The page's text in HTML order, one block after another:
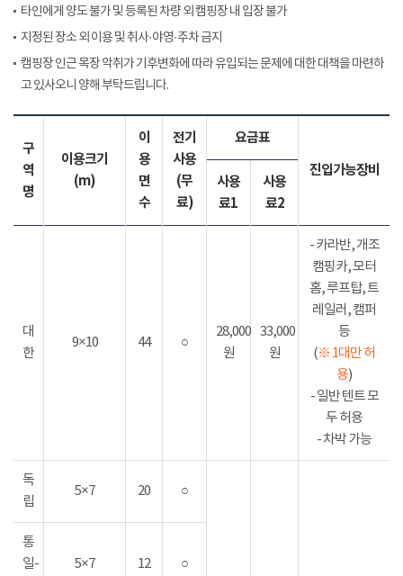
타인에게 양도 불가 및 등록된 차량 외 캠핑장 내 입장 불가
지정된 장소 외 이용 및 취사·야영·주차 금지
캠핑장 인근 목장 악취가 기후변화에 따라 유입되는 문제에 대한 대책을 마련하
고 있사오니 양해 부탁드립니다.
구
역
명
이용크기
(m)
이
용
면
수
전기
사용
(무
료)
요금표
진입가능장비
사용
료1
사용
료2
대
한
9×10 44 ○
28,000
원
33,000
원
- 카라반, 개조
캠핑카, 모터
홈, 루프탑, 트
레일러, 캠퍼
등
(※ 1대만 허
용)
- 일반 텐트 모
두 허용
- 차박 가능
독
립
5×7 20 ○
통
일-
5×7 12 ○